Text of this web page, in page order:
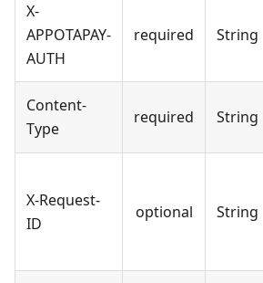
X-
APPOTAPAY-
AUTH
required String
Content-
Type
required String
X-Request-
ID
optional String